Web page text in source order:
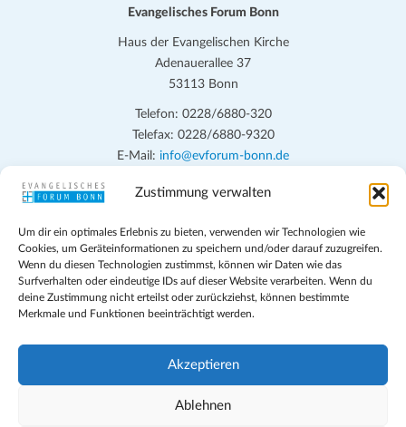
Zustimmung verwalten
Um dir ein optimales Erlebnis zu bieten, verwenden wir Technologien wie
Cookies, um Geräteinformationen zu speichern und/oder darauf zuzugreifen.
Wenn du diesen Technologien zustimmst, können wir Daten wie das
Surfverhalten oder eindeutige IDs auf dieser Website verarbeiten. Wenn du
deine Zustimmung nicht erteilst oder zurückziehst, können bestimmte
Merkmale und Funktionen beeinträchtigt werden.
Akzeptieren
Ablehnen
Evangelisches Forum Bonn
Haus der Evangelischen Kirche
Adenauerallee 37
53113 Bonn
Telefon: 0228/6880-320
Telefax: 0228/6880-9320
E-Mail: info@evforum-bonn.de
Das Evangelische Forum Bonn will in seinen zentralen
persönlichen, beruflichen, kirchlichen und öffentlichen Lebens
eingehen, zu offener Begegnung und ehrlicher Auseinandersetzung
anregen und mithelfen, aus der Verheißung des Evangeliums heraus
im individuellen und gesellschaftlichen Leben verantwortlich zu
denken, zu reden und zu handeln.
Impressum
Teilnahmebedingungen